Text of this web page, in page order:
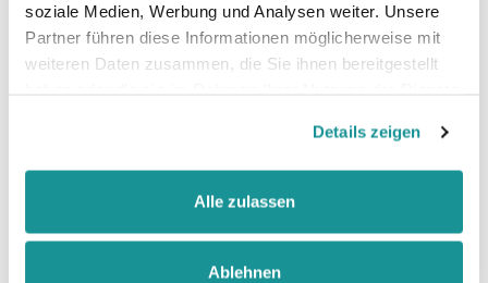
soziale Medien, Werbung und Analysen weiter. Unsere
Partner führen diese Informationen möglicherweise mit
weiteren Daten zusammen, die Sie ihnen bereitgestellt
Details zeigen
Alle zulassen
Ablehnen
Zertifizierungen: